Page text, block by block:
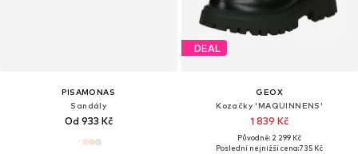
PISAMONAS
Sandály
Od 933 Kč
DEAL
GEOX
Kozačky 'MAQUINNENS'
1 839 Kč
Původně: 2 299 Kč
Poslední nejnižší cena:735 Kč